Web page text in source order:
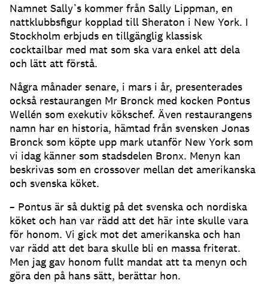
Namnet Sally’s kommer från Sally Lippman, en
nattklubbsfigur kopplad till Sheraton i New York. I
Stockholm erbjuds en tillgänglig klassisk
cocktailbar med mat som ska vara enkel att dela
och lätt att förstå.
Några månader senare, i mars i år, presenterades
också restaurangen Mr Bronck med kocken Pontus
Wellén som exekutiv kökschef. Även restaurangens
namn har en historia, hämtad från svensken Jonas
Bronck som köpte upp mark utanför New York som
vi idag känner som stadsdelen Bronx. Menyn kan
beskrivas som en crossover mellan det amerikanska
och svenska köket.
– Pontus är så duktig på det svenska och nordiska
köket och han var rädd att det här inte skulle vara
för honom. Vi gick mot det amerikanska och han
var rädd att det bara skulle bli en massa friterat.
Men jag gav honom fullt mandat att ta menyn och
göra den på hans sätt, berättar hon.